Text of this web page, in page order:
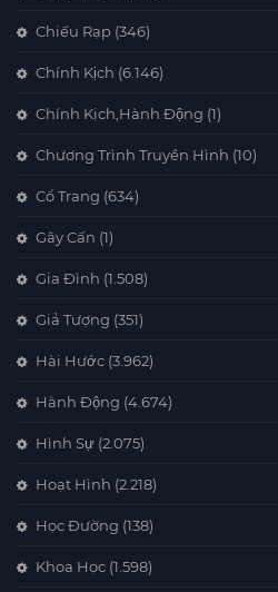
Chiếu Rạp (346)
Chính Kịch (6.146)
Chính Kịch,Hành Động (1)
Chương Trình Truyền Hình (10)
Cổ Trang (634)
Gây Cấn (1)
Gia Đình (1.508)
Giả Tượng (351)
Hài Hước (3.962)
Hành Động (4.674)
Hình Sự (2.075)
Hoạt Hình (2.218)
Học Đường (138)
Khoa Học (1.598)